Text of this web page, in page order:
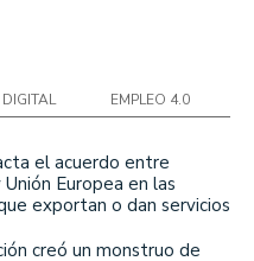
EMPLEO 4.0
el acuerdo entre
Europea en las
exportan o dan servicios
creó un monstruo de